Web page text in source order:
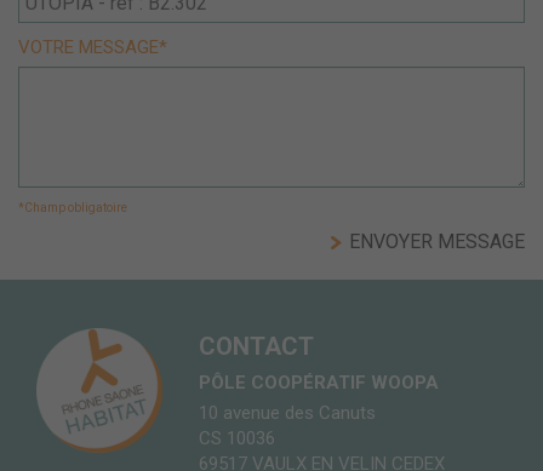
VOTRE MESSAGE*
*Champ obligatoire
CONTACT
PÔLE COOPÉRATIF WOOPA
10 avenue des Canuts
CS 10036
69517 VAULX EN VELIN CEDEX